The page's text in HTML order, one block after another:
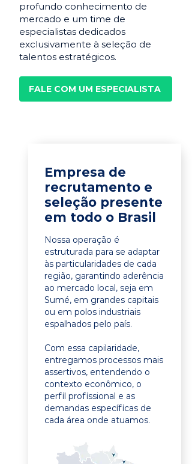
profundo conhecimento de
mercado e um time de
especialistas dedicados
exclusivamente à seleção de
talentos estratégicos.
FALE COM UM ESPECIALISTA
Empresa de
recrutamento e
seleção presente
em todo o Brasil
Nossa operação é
estruturada para se adaptar
às particularidades de cada
região, garantindo aderência
ao mercado local, seja em
Sumé, em grandes capitais
ou em polos industriais
espalhados pelo país.
Com essa capilaridade,
entregamos processos mais
assertivos, entendendo o
contexto econômico, o
perfil profissional e as
demandas específicas de
cada área onde atuamos.